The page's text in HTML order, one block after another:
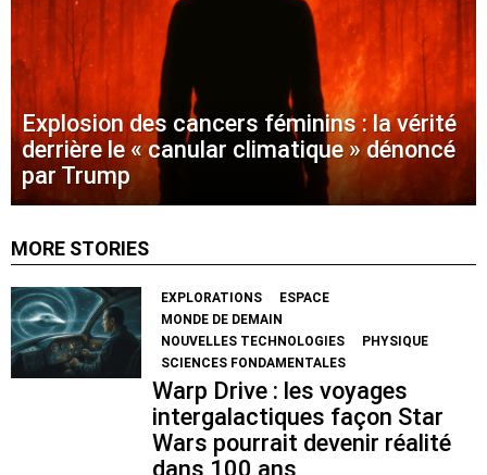
Explosion des cancers féminins : la vérité
derrière le « canular climatique » dénoncé
par Trump
MORE STORIES
EXPLORATIONS
ESPACE
MONDE DE DEMAIN
NOUVELLES TECHNOLOGIES
PHYSIQUE
SCIENCES FONDAMENTALES
Warp Drive : les voyages
intergalactiques façon Star
Wars pourrait devenir réalité
dans 100 ans